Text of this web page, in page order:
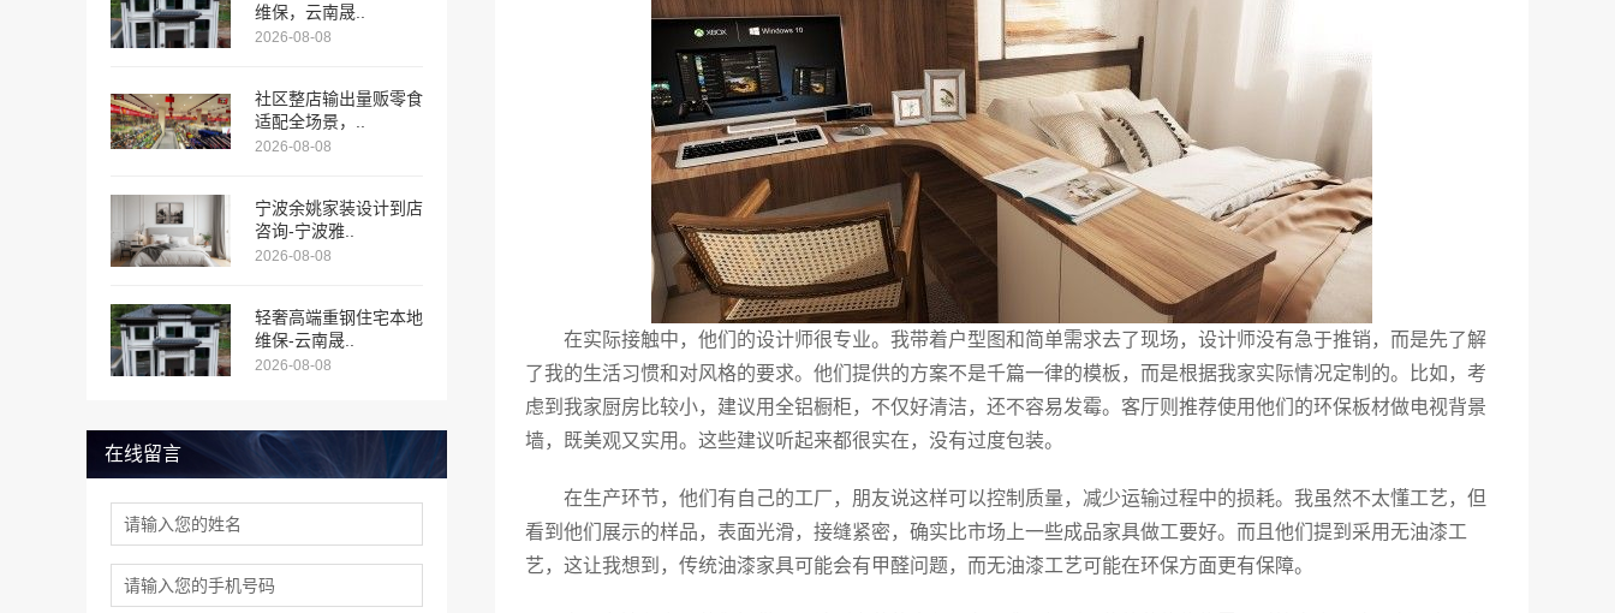
维保，云南晟..
2026-08-08
社区整店输出量贩零食
适配全场景，..
2026-08-08
宁波余姚家装设计到店
咨询-宁波雅..
2026-08-08
轻奢高端重钢住宅本地
维保-云南晟..
2026-08-08
在线留言
在实际接触中，他们的设计师很专业。我带着户型图和简单需求去了现场，设计师没有急于推销，而是先了解
了我的生活习惯和对风格的要求。他们提供的方案不是千篇一律的模板，而是根据我家实际情况定制的。比如，考
虑到我家厨房比较小，建议用全铝橱柜，不仅好清洁，还不容易发霉。客厅则推荐使用他们的环保板材做电视背景
墙，既美观又实用。这些建议听起来都很实在，没有过度包装。
在生产环节，他们有自己的工厂，朋友说这样可以控制质量，减少运输过程中的损耗。我虽然不太懂工艺，但
看到他们展示的样品，表面光滑，接缝紧密，确实比市场上一些成品家具做工要好。而且他们提到采用无油漆工
艺，这让我想到，传统油漆家具可能会有甲醛问题，而无油漆工艺可能在环保方面更有保障。